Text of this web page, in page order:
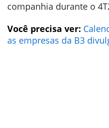
companhia durante o
Você precisa ver:
as empresas da B3